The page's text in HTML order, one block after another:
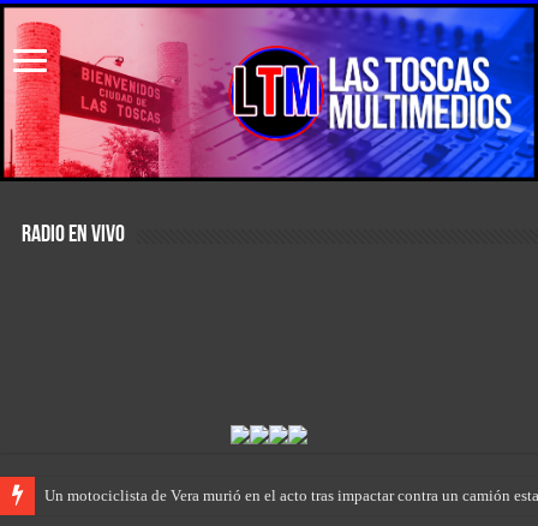
RADIO EN VIVO
“Los Pumas” de San Javier, en una rápida actuación, lograron abortar el